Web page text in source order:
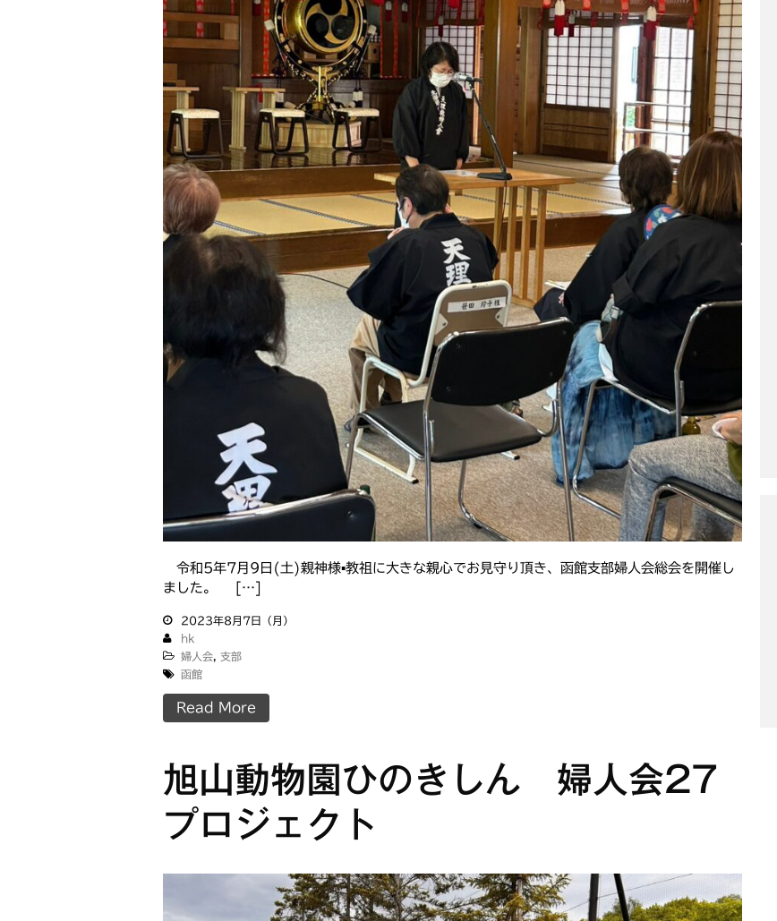
令和5年7月9日(土)親神様▪教祖に大きな親心でお見守り頂き、函館支部婦人会総会を開催し
ました。 […]
2023年8月7日（月）
hk
婦人会
支部
函館
Read More
旭山動物園ひのきしん 婦人会27
プロジェクト